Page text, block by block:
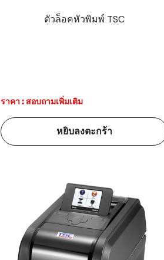
ตัวล็อคหัวพิมพ์ TSC
ราคา : สอบถามเพิ่มเติม
หยิบลงตะกร้า